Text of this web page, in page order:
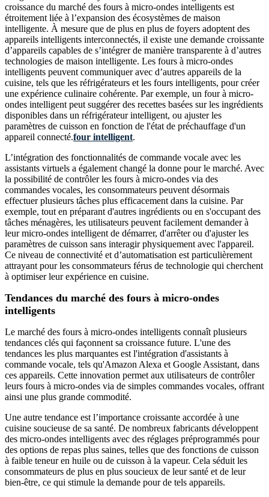
croissance du marché des fours à micro-ondes intelligents est
étroitement liée à l’expansion des écosystèmes de maison
intelligente. À mesure que de plus en plus de foyers adoptent des
appareils intelligents interconnectés, il existe une demande croissante
d’appareils capables de s’intégrer de manière transparente à d’autres
technologies de maison intelligente. Les fours à micro-ondes
intelligents peuvent communiquer avec d’autres appareils de la
cuisine, tels que les réfrigérateurs et les fours intelligents, pour créer
une expérience culinaire cohérente. Par exemple, un four à micro-
ondes intelligent peut suggérer des recettes basées sur les ingrédients
disponibles dans un réfrigérateur intelligent, ou ajuster les
paramètres de cuisson en fonction de l'état de préchauffage d'un
appareil connecté.four intelligent.
L’intégration des fonctionnalités de commande vocale avec les
assistants virtuels a également changé la donne pour le marché. Avec
la possibilité de contrôler les fours à micro-ondes via des
commandes vocales, les consommateurs peuvent désormais
effectuer plusieurs tâches plus efficacement dans la cuisine. Par
exemple, tout en préparant d'autres ingrédients ou en s'occupant des
tâches ménagères, les utilisateurs peuvent facilement demander à
leur micro-ondes intelligent de démarrer, d'arrêter ou d'ajuster les
paramètres de cuisson sans interagir physiquement avec l'appareil.
Ce niveau de connectivité et d’automatisation est particulièrement
attrayant pour les consommateurs férus de technologie qui cherchent
à optimiser leur expérience en cuisine.
Tendances du marché des fours à micro-ondes
intelligents
Le marché des fours à micro-ondes intelligents connaît plusieurs
tendances clés qui façonnent sa croissance future. L'une des
tendances les plus marquantes est l'intégration d'assistants à
commande vocale, tels qu'Amazon Alexa et Google Assistant, dans
ces appareils. Cette innovation permet aux utilisateurs de contrôler
leurs fours à micro-ondes via de simples commandes vocales, offrant
ainsi une plus grande commodité.
Une autre tendance est l’importance croissante accordée à une
cuisine soucieuse de sa santé. De nombreux fabricants développent
des micro-ondes intelligents avec des réglages préprogrammés pour
des options de repas plus saines, telles que des fonctions de cuisson
à faible teneur en huile ou de cuisson à la vapeur. Cela séduit les
consommateurs de plus en plus soucieux de leur santé et de leur
bien-être, ce qui stimule la demande pour de tels appareils.